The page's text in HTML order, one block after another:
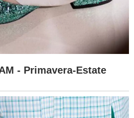
- Primavera-Estate